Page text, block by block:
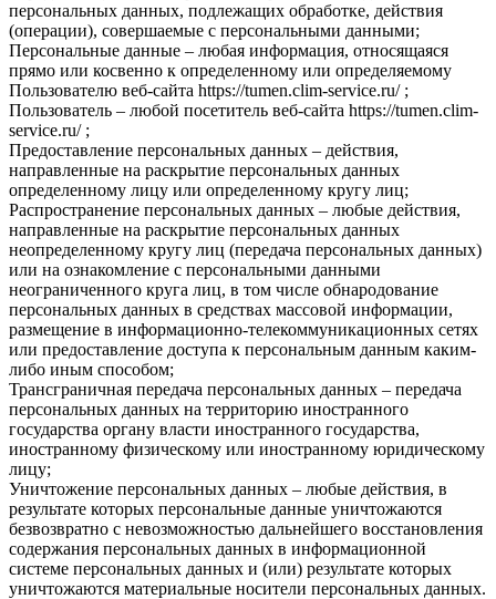
персональных данных, подлежащих обработке, действия
(операции), совершаемые с персональными данными;
Персональные данные – любая информация, относящаяся
прямо или косвенно к определенному или определяемому
Пользователю веб-сайта https://tumen.clim-service.ru/ ;
Пользователь – любой посетитель веб-сайта https://tumen.clim-
service.ru/ ;
Предоставление персональных данных – действия,
направленные на раскрытие персональных данных
определенному лицу или определенному кругу лиц;
Распространение персональных данных – любые действия,
направленные на раскрытие персональных данных
неопределенному кругу лиц (передача персональных данных)
или на ознакомление с персональными данными
неограниченного круга лиц, в том числе обнародование
персональных данных в средствах массовой информации,
размещение в информационно-телекоммуникационных сетях
или предоставление доступа к персональным данным каким-
либо иным способом;
Трансграничная передача персональных данных – передача
персональных данных на территорию иностранного
государства органу власти иностранного государства,
иностранному физическому или иностранному юридическому
лицу;
Уничтожение персональных данных – любые действия, в
результате которых персональные данные уничтожаются
безвозвратно с невозможностью дальнейшего восстановления
содержания персональных данных в информационной
системе персональных данных и (или) результате которых
уничтожаются материальные носители персональных данных.